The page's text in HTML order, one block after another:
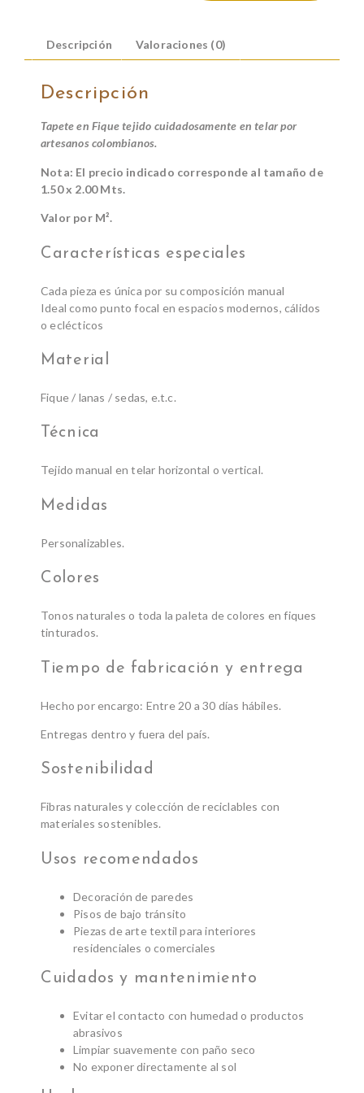
Descripción Valoraciones (0)
Descripción
Tapete en Fique tejido cuidadosamente en telar por
artesanos colombianos.
Nota: El precio indicado corresponde al tamaño de
1.50 x 2.00 Mts.
Valor por M².
Características especiales
Cada pieza es única por su composición manual
Ideal como punto focal en espacios modernos, cálidos
o eclécticos
Material
Fique / lanas / sedas, e.t.c.
Técnica
Tejido manual en telar horizontal o vertical.
Medidas
Personalizables.
Colores
Tonos naturales o toda la paleta de colores en fiques
tinturados.
Tiempo de fabricación y entrega
Hecho por encargo: Entre 20 a 30 días hábiles.
Entregas dentro y fuera del país.
Sostenibilidad
Fibras naturales y colección de reciclables con
materiales sostenibles.
Usos recomendados
Decoración de paredes
Pisos de bajo tránsito
Piezas de arte textil para interiores
residenciales o comerciales
Cuidados y mantenimiento
Evitar el contacto con humedad o productos
abrasivos
Limpiar suavemente con paño seco
No exponer directamente al sol